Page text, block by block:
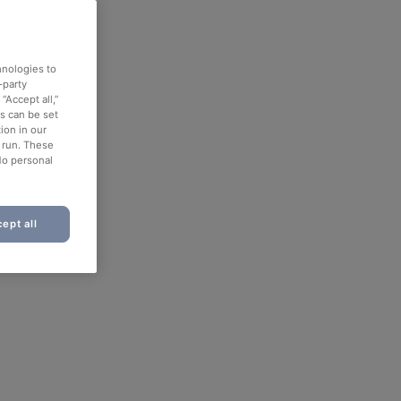
to
party
all,”
can be set
in our
These
personal
all